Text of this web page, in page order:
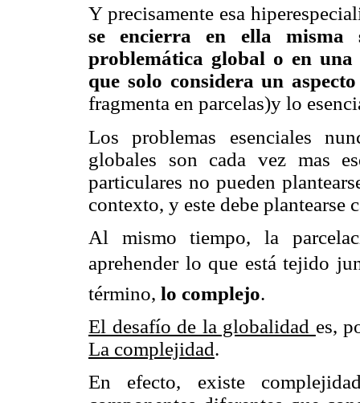
Y precisamente esa
se encierra en ella
problemática global o en
que solo considera un
fragmenta en parcelas)y lo
Los problemas esenciales
globales son cada vez mas
particulares no pueden
contexto, y este debe plantearse
Al mismo tiempo, la
aprehender lo que está tejido
término, lo complejo.
El desafío de la globalidad es,
La complejidad.
En efecto, existe